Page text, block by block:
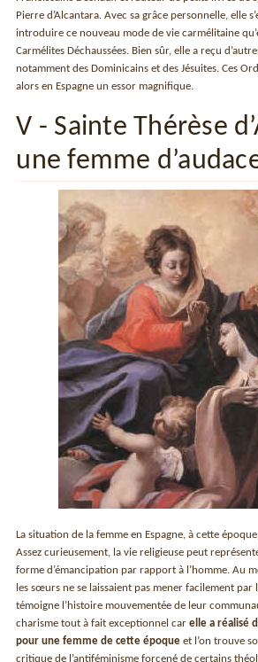
Pierre d’Alcantara. Avec sa grâce personnelle, elle
introduire ce nouveau mode de vie carmélitaine
Carmélites Déchaussées. Bien sûr, elle a reçu
notamment des Dominicains et des Jésuites. Ces
alors en Espagne un essor magnifique.
V - Sainte Thérèse
une femme
La situation de la femme en Espagne, à cette
Assez curieusement, la vie religieuse peut
forme d’émancipation par rapport à l’homme. Au
les sœurs ne se laissaient pas mener facilement par
témoigne l’histoire mouvementée de leur
charisme tout à fait exceptionnel carelle a réalisé
pour une femme de cette époque et l’on trouve
critique de l’antiféminisme forcené de certains